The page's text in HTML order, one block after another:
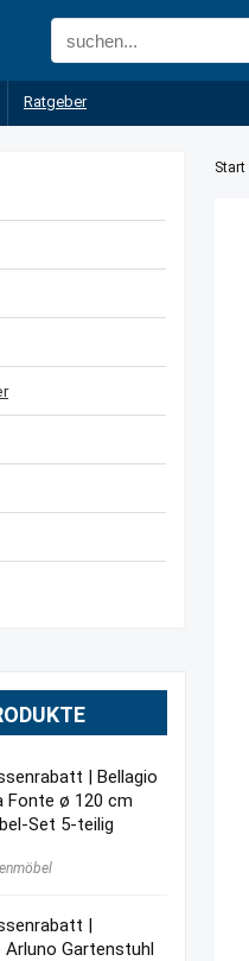
Ratgeber
Start
| Bellagio
Fonte ø 120 cm
Set 5-teilig
|
Gartenstuhl